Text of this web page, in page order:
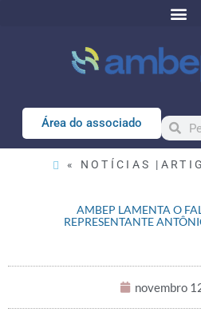
Área do associado
« NOTÍCIAS |
AMBEP LAMENTA O
REPRESENTANTE
novembro